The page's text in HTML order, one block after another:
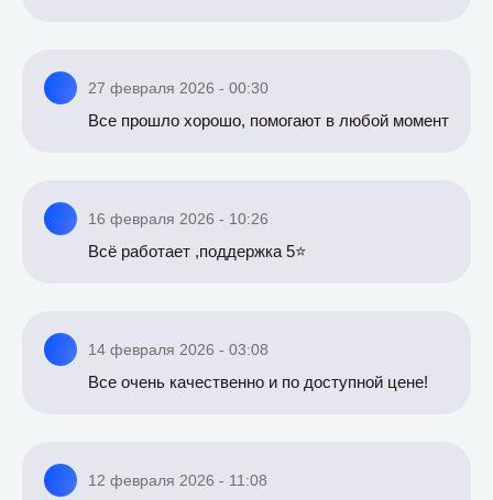
27 февраля 2026 - 00:30
Все прошло хорошо, помогают в любой момент
16 февраля 2026 - 10:26
Всё работает ,поддержка 5⭐️
14 февраля 2026 - 03:08
Все очень качественно и по доступной цене!
12 февраля 2026 - 11:08